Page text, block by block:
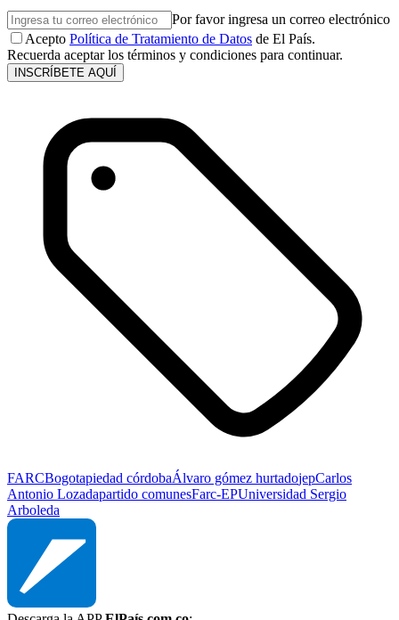
Por favor ingresa un correo electrónico
Acepto Política de Tratamiento de Datos de El País.
Recuerda aceptar los términos y condiciones para continuar.
INSCRÍBETE AQUÍ
FARCBogotapiedad córdobaÁlvaro gómez hurtadojepCarlos
Antonio Lozadapartido comunesFarc-EPUniversidad Sergio
Arboleda